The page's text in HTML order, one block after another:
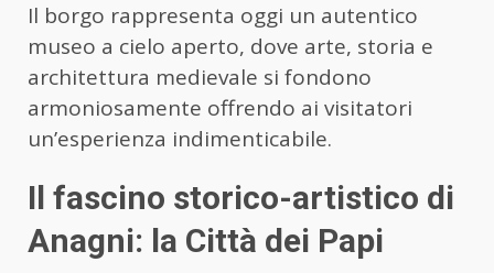
Il borgo rappresenta oggi un autentico
museo a cielo aperto, dove arte, storia e
architettura medievale si fondono
armoniosamente offrendo ai visitatori
un’esperienza indimenticabile.
Il fascino storico-artistico di
Anagni: la Città dei Papi